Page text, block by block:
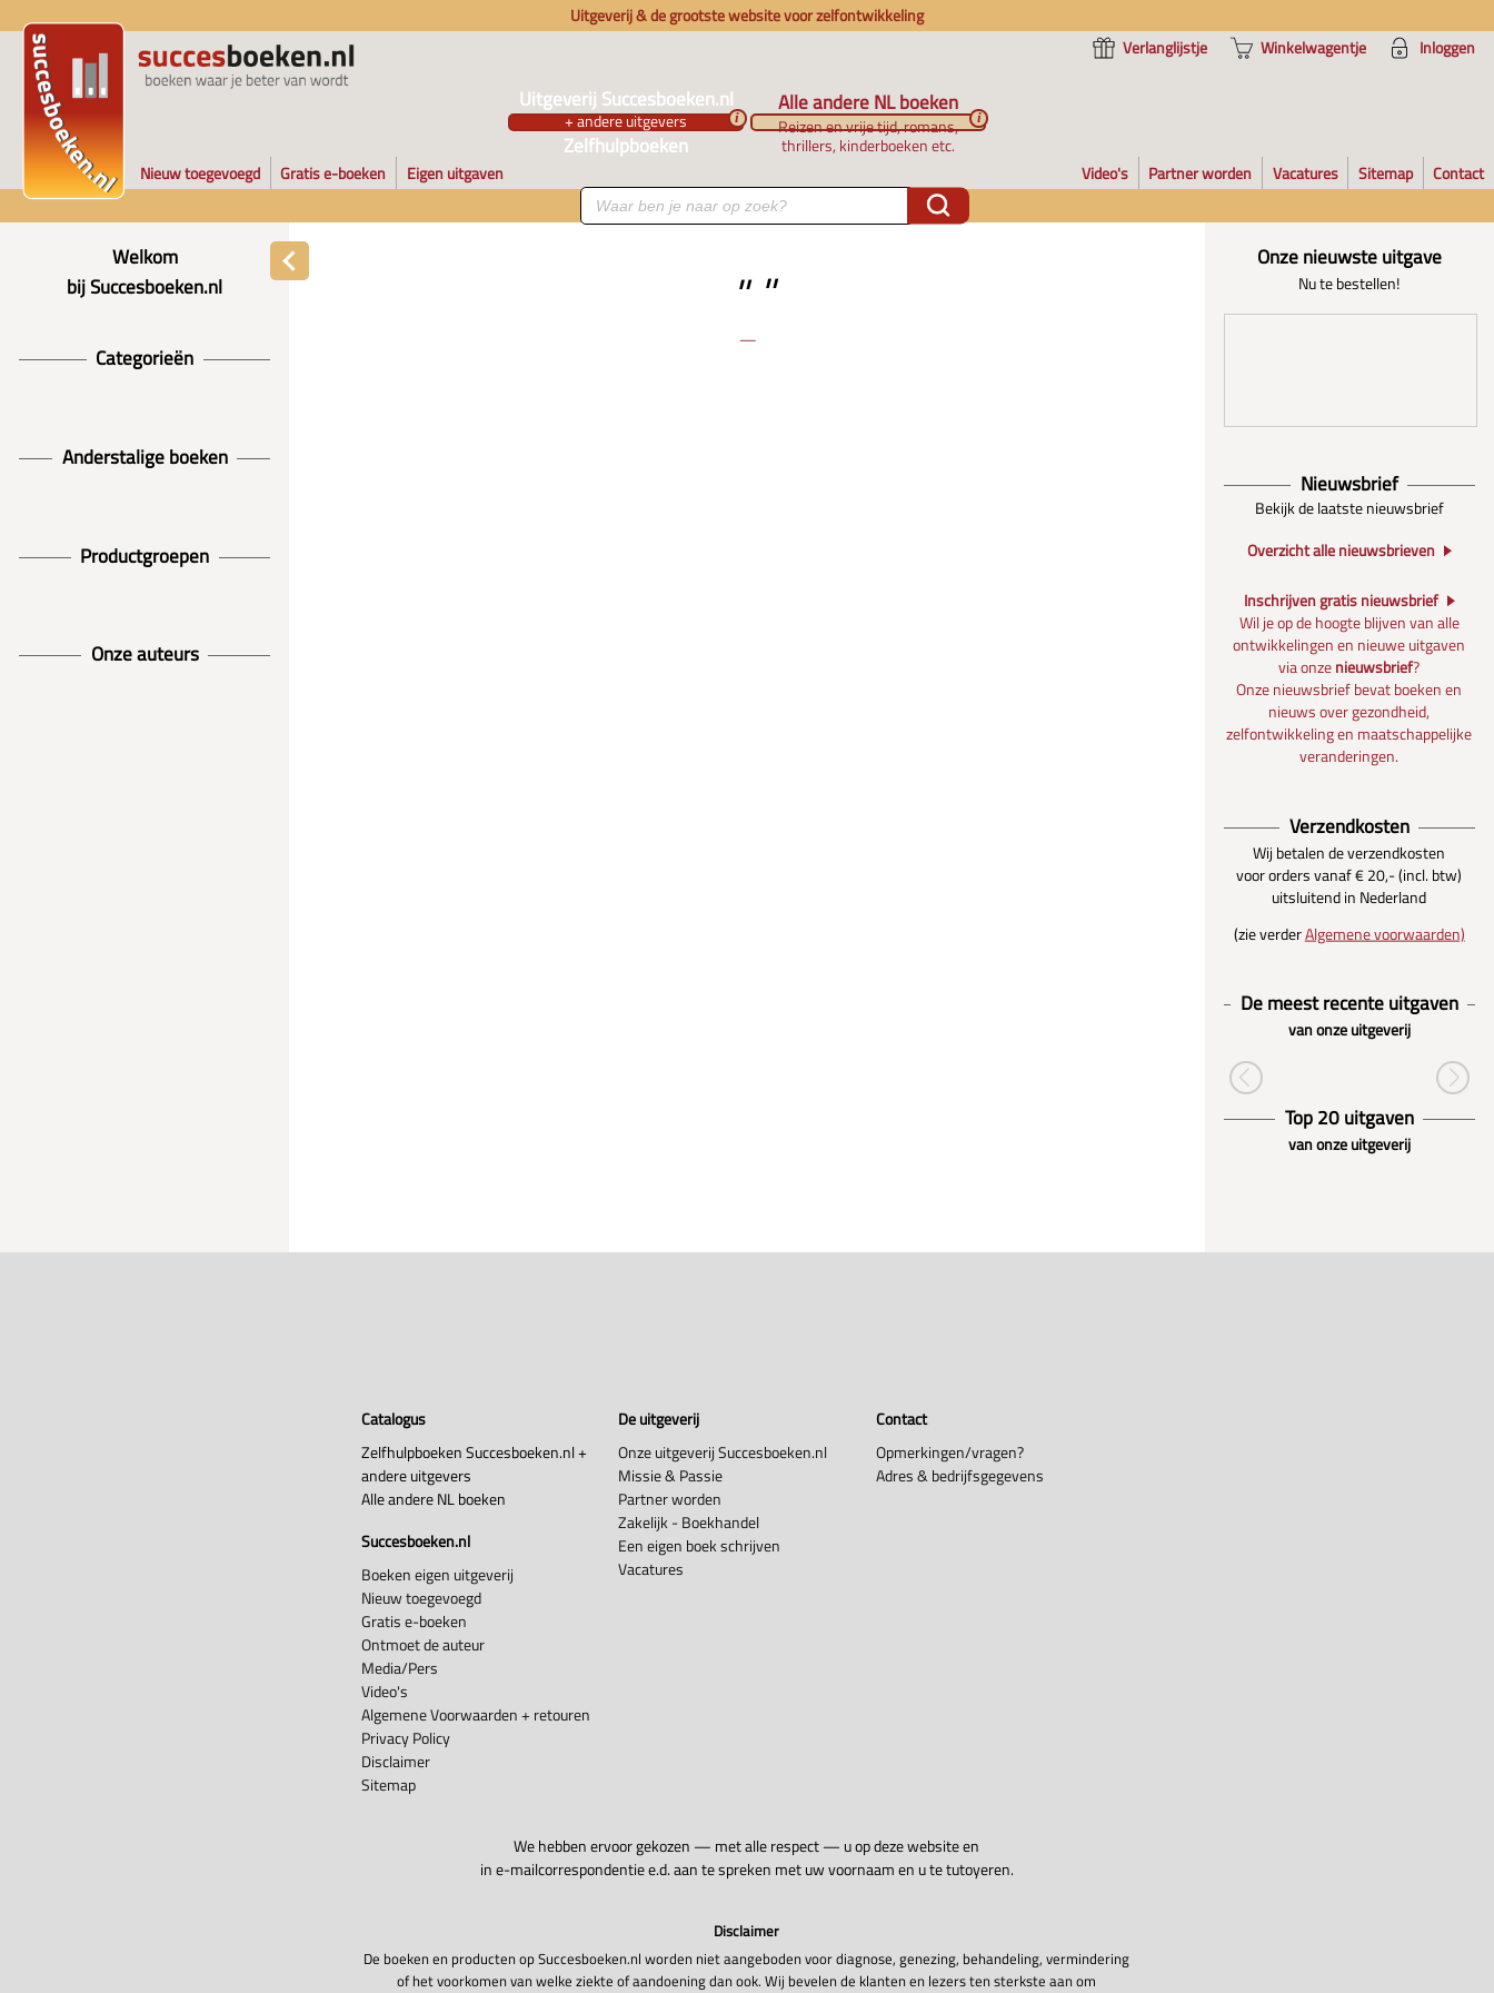
Uitgeverij & de grootste website voor zelfontwikkeling
Verlanglijstje
Winkelwagentje Inloggen
Uitgeverij Succesboeken.nl
+ andere uitgevers
Zelfhulpboeken
i
Alle andere NL boeken
Reizen en vrije tijd, romans,
thrillers, kinderboeken etc.
i
Nieuw toegevoegd Gratis e-boeken Eigen uitgaven Video's Partner worden Vacatures Sitemap Contact
Welkom
bij Succesboeken.nl
Categorieën
Anderstalige boeken
Productgroepen
Onze auteurs
Onze nieuwste uitgave
Nu te bestellen!
Nieuwsbrief
Bekijk de laatste nieuwsbrief
Overzicht alle nieuwsbrieven
Inschrijven gratis nieuwsbrief
Wil je op de hoogte blijven van alle
ontwikkelingen en nieuwe uitgaven
via onzenieuwsbrief?
Onze nieuwsbrief bevat boeken en
nieuws over gezondheid,
zelfontwikkeling en maatschappelijke
veranderingen.
Verzendkosten
Wij betalen de verzendkosten
voor orders vanaf € 20,- (incl. btw)
uitsluitend in Nederland
(zie verderAlgemene voorwaarden)
De meest recente uitgaven
van onze uitgeverij
Top 20 uitgaven
van onze uitgeverij
Catalogus
Zelfhulpboeken Succesboeken.nl +
andere uitgevers
Alle andere NL boeken
Succesboeken.nl
Boeken eigen uitgeverij
Nieuw toegevoegd
Gratis e-boeken
Ontmoet de auteur
Media/Pers
Video's
Algemene Voorwaarden + retouren
Privacy Policy
Disclaimer
Sitemap
De uitgeverij
Onze uitgeverij Succesboeken.nl
Missie & Passie
Partner worden
Zakelijk - Boekhandel
Een eigen boek schrijven
Vacatures
Contact
Opmerkingen/vragen?
Adres & bedrijfsgegevens
We hebben ervoor gekozen — met alle respect — u op deze website en
in e-mailcorrespondentie e.d. aan te spreken met uw voornaam en u te tutoyeren.
Disclaimer
De boeken en producten op Succesboeken.nl worden niet aangeboden voor diagnose, genezing, behandeling, vermindering
of het voorkomen van welke ziekte of aandoening dan ook. Wij bevelen de klanten en lezers ten sterkste aan om